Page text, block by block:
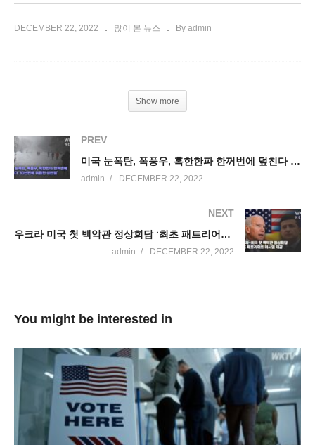
DECEMBER 22, 2022 많이 본 뉴스 By admin
Show more
PREV
미국 눈폭탄, 폭풍우, 혹한한파 한꺼번에 덮친다 ‘30년만에 위험한 성탄절’
admin DECEMBER 22, 2022
NEXT
우크라 미국 첫 백악관 정상회담 ‘최초 패트리어트 미사일 제공’
admin DECEMBER 22, 2022
You might be interested in